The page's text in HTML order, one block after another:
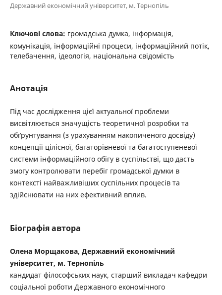
Державний економічний університет, м. Тернопіль
Ключові слова: громадська думка, інформація,
комунікація, інформаційні процеси, інформаційний потік,
телебачення, ідеологія, національна свідомість
Анотація
Під час дослідження цієї актуальної проблеми
висвітлюється значущість теоретичної розробки та
обґрунтування (з урахуванням накопиченого досвіду)
концепції цілісної, багаторівневої та багатоступеневої
системи інформаційного обігу в суспільстві, що дасть
змогу контролювати перебіг громадської думки в
контексті найважливіших суспільних процесів та
здійснювати на них ефективний вплив.
Біографія автора
Олена Морщакова, Державний економічний
університет, м. Тернопіль
кандидат філософських наук, старший викладач кафедри
соціальної роботи Державного економічного